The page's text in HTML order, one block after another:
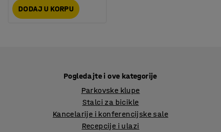
DODAJ U KORPU
Pogledajte i ove kategorije
Parkovske klupe
Stalci za bicikle
Kancelarije i konferencijske sale
Recepcije i ulazi